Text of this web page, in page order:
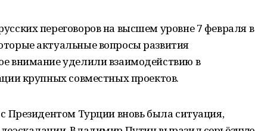
переговоров на высшем уровне 7 февраля в
актуальные вопросы развития
внимание уделили взаимодействию в
крупных совместных проектов.
Президентом Турции вновь была ситуация,